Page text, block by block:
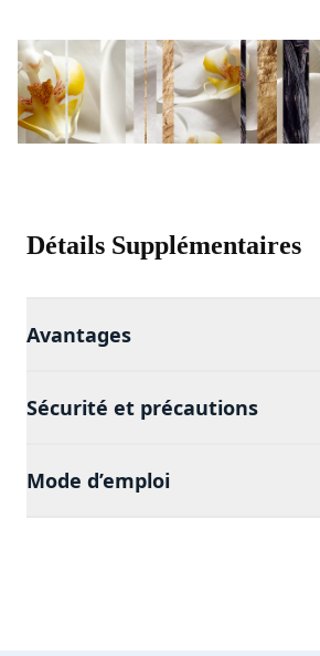
Détails Supplémentaires
Avantages
Sécurité et précautions
Mode d’emploi